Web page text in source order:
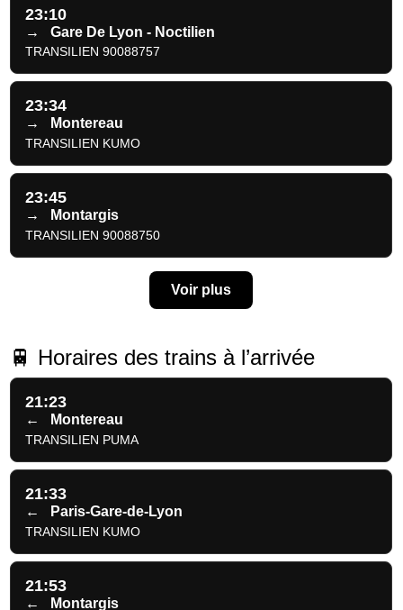
23:10
→ Gare De Lyon - Noctilien
TRANSILIEN 90088757
23:34
→ Montereau
TRANSILIEN KUMO
23:45
→ Montargis
TRANSILIEN 90088750
Voir plus
🚆 Horaires des trains à l’arrivée
21:23
← Montereau
TRANSILIEN PUMA
21:33
← Paris-Gare-de-Lyon
TRANSILIEN KUMO
21:53
← Montargis